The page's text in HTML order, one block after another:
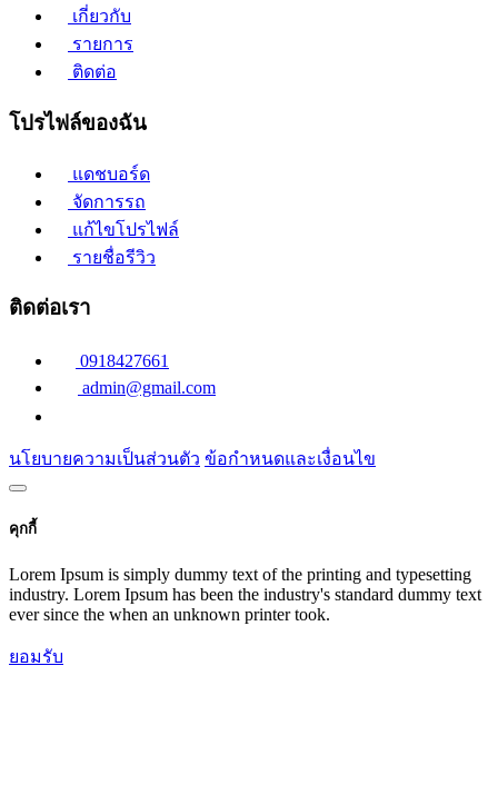
เกี่ยวกับ
รายการ
ติดต่อ
โปรไฟล์ของฉัน
แดชบอร์ด
จัดการรถ
แก้ไขโปรไฟล์
รายชื่อรีวิว
ติดต่อเรา
0918427661
admin@gmail.com
นโยบายความเป็นส่วนตัว ข้อกำหนดและเงื่อนไข
คุกกี้
Lorem Ipsum is simply dummy text of the printing and typesetting
industry. Lorem Ipsum has been the industry's standard dummy text
ever since the when an unknown printer took.
ยอมรับ